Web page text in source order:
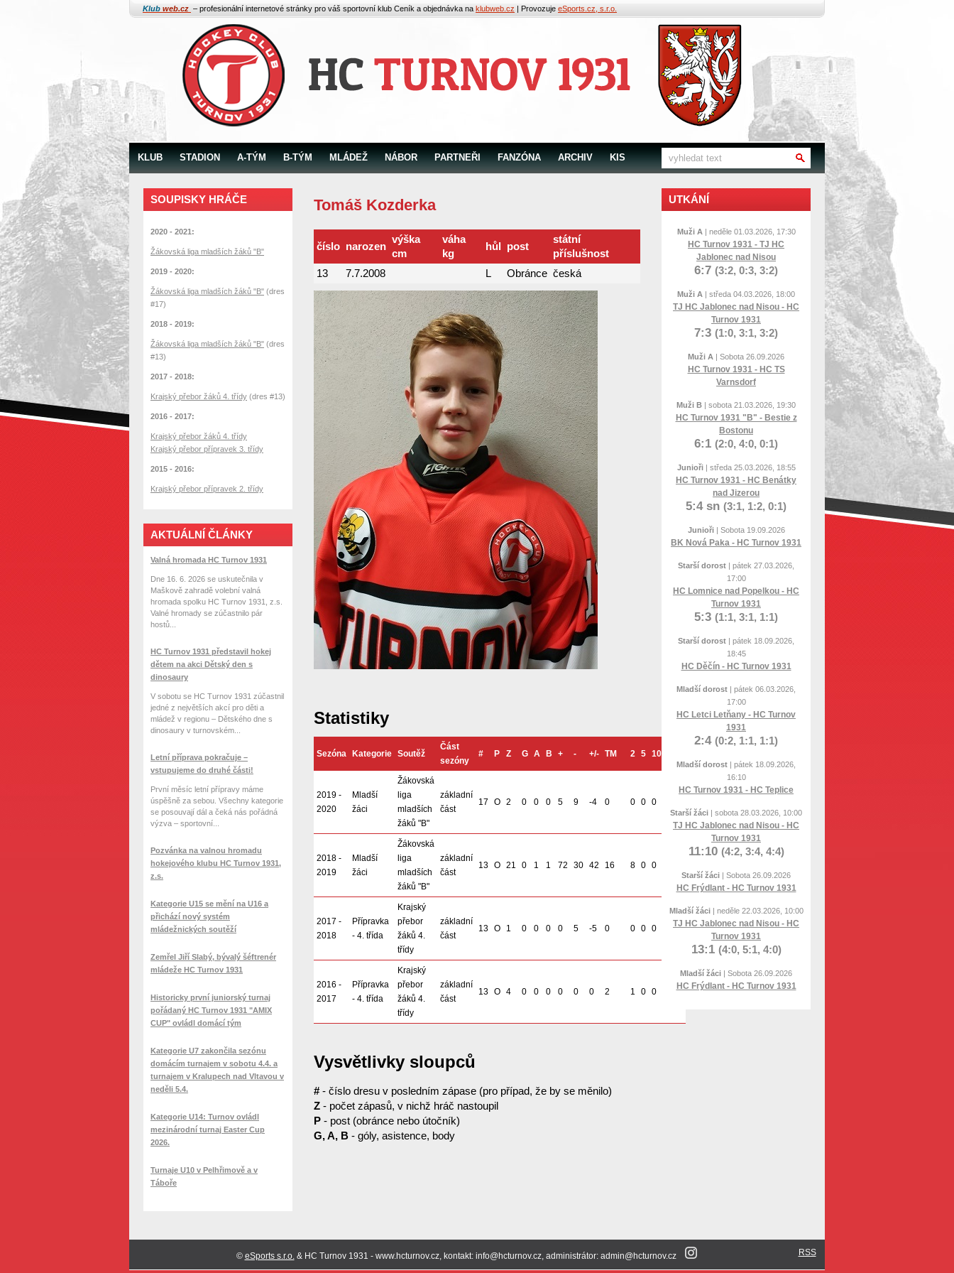
Klub web.cz – profesionální internetové stránky pro váš sportovní klub Ceník a objednávka na klubweb.cz | Provozuje eSports.cz, s.r.o.
KLUB STADION A-TÝM B-TÝM MLÁDEŽ NÁBOR PARTNEŘI FANZÓNA ARCHIV KIS
Tomáš Kozderka
číslo narozen
výška
cm
váha
kg
hůl post
státní
příslušnost
13
7.7.2008 L Obránce česká
Statistiky
Sezóna Kategorie Soutěž
Část
sezóny
# P Z G A B + - +/- TM 2 5 10
2019 -
2020
Mladší
žáci
Žákovská
liga
mladších
žáků "B"
základní
část
17 O 2 0 0 0 5 9 -4 0 0 0 0
2018 -
2019
Mladší
žáci
Žákovská
liga
mladších
žáků "B"
základní
část
13 O 21 0 1 1 72 30 42 16 8 0 0
2017 -
2018
Přípravka
- 4. třída
Krajský
přebor
žáků 4.
třídy
základní
část
13 O 1 0 0 0 0 5 -5 0 0 0 0 0
2016 -
2017
Přípravka
- 4. třída
Krajský
přebor
žáků 4.
třídy
základní
část
13 O 4 0 0 0 0 0 0 2 1 0 0 0
Vysvětlivky sloupců
# - číslo dresu v posledním zápase (pro případ, že by se měnilo)
Z - počet zápasů, v nichž hráč nastoupil
P - post (obránce nebo útočník)
G, A, B - góly, asistence, body
SOUPISKY HRÁČE
2020 - 2021:
Žákovská liga mladších žáků "B"
2019 - 2020:
Žákovská liga mladších žáků "B" (dres
#17)
2018 - 2019:
Žákovská liga mladších žáků "B" (dres
#13)
2017 - 2018:
Krajský přebor žáků 4. třídy (dres #13)
2016 - 2017:
Krajský přebor žáků 4. třídy
Krajský přebor přípravek 3. třídy
2015 - 2016:
Krajský přebor přípravek 2. třídy
AKTUÁLNÍ ČLÁNKY
Valná hromada HC Turnov 1931
Dne 16. 6. 2026 se uskutečnila v
Maškově zahradě volební valná
hromada spolku HC Turnov 1931, z.s.
Valné hromady se zúčastnilo pár
hostů...
HC Turnov 1931 představil hokej
dětem na akci Dětský den s
dinosaury
V sobotu se HC Turnov 1931 zúčastnil
jedné z největších akcí pro děti a
mládež v regionu – Dětského dne s
dinosaury v turnovském...
Letní příprava pokračuje –
vstupujeme do druhé části!
První měsíc letní přípravy máme
úspěšně za sebou. Všechny kategorie
se posouvají dál a čeká nás pořádná
výzva – sportovní...
Pozvánka na valnou hromadu
hokejového klubu HC Turnov 1931,
z.s.
Kategorie U15 se mění na U16 a
přichází nový systém
mládežnických soutěží
Zemřel Jiří Slabý, bývalý šéftrenér
mládeže HC Turnov 1931
Historicky první juniorský turnaj
pořádaný HC Turnov 1931 "AMIX
CUP" ovládl domácí tým
Kategorie U7 zakončila sezónu
domácím turnajem v sobotu 4.4. a
turnajem v Kralupech nad Vltavou v
neděli 5.4.
Kategorie U14: Turnov ovládl
mezinárodní turnaj Easter Cup
2026.
Turnaje U10 v Pelhřimově a v
Táboře
UTKÁNÍ
Muži A | neděle 01.03.2026, 17:30
HC Turnov 1931 - TJ HC
Jablonec nad Nisou
6:7 (3:2, 0:3, 3:2)
Muži A | středa 04.03.2026, 18:00
TJ HC Jablonec nad Nisou - HC
Turnov 1931
7:3 (1:0, 3:1, 3:2)
Muži A | Sobota 26.09.2026
HC Turnov 1931 - HC TS
Varnsdorf
Muži B | sobota 21.03.2026, 19:30
HC Turnov 1931 "B" - Bestie z
Bostonu
6:1 (2:0, 4:0, 0:1)
Junioři| středa 25.03.2026, 18:55
HC Turnov 1931 - HC Benátky
nad Jizerou
5:4 sn (3:1, 1:2, 0:1)
Junioři| Sobota 19.09.2026
BK Nová Paka - HC Turnov 1931
Starší dorost | pátek 27.03.2026,
17:00
HC Lomnice nad Popelkou - HC
Turnov 1931
5:3 (1:1, 3:1, 1:1)
Starší dorost | pátek 18.09.2026,
18:45
HC Děčín - HC Turnov 1931
Mladší dorost | pátek 06.03.2026,
17:00
HC Letci Letňany - HC Turnov
1931
2:4 (0:2, 1:1, 1:1)
Mladší dorost | pátek 18.09.2026,
16:10
HC Turnov 1931 - HC Teplice
Starší žáci | sobota 28.03.2026, 10:00
TJ HC Jablonec nad Nisou - HC
Turnov 1931
11:10 (4:2, 3:4, 4:4)
Starší žáci | Sobota 26.09.2026
HC Frýdlant - HC Turnov 1931
Mladší žáci| neděle 22.03.2026, 10:00
TJ HC Jablonec nad Nisou - HC
Turnov 1931
13:1 (4:0, 5:1, 4:0)
Mladší žáci | Sobota 26.09.2026
HC Frýdlant - HC Turnov 1931
© eSports s.r.o.& HC Turnov 1931 - www.hcturnov.cz, kontakt: info@hcturnov.cz, administrátor: admin@hcturnov.cz RSS